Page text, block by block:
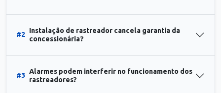
#2
Instalação de rastreador cancela garantia da
concessionária?
#3
Alarmes podem interferir no funcionamento dos
rastreadores?